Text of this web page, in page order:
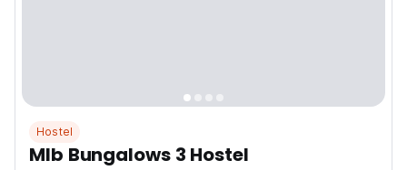
Hostel
Mlb Bungalows 3 Hostel